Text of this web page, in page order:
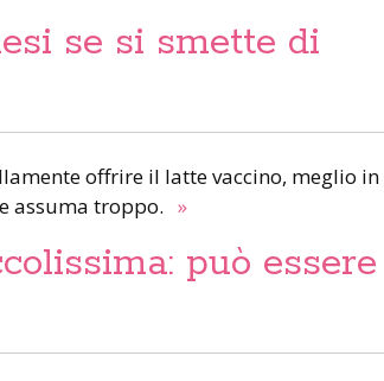
se si smette di
offrire il latte vaccino, meglio in
assuma troppo. »
può essere